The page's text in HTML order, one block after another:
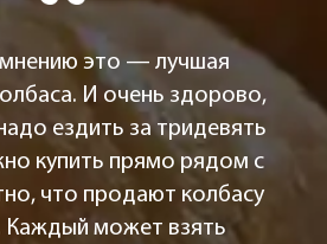
это — лучшая
И очень здорово,
ездить за тридевять
купить прямо рядом с
что продают колбасу
Каждый может взять